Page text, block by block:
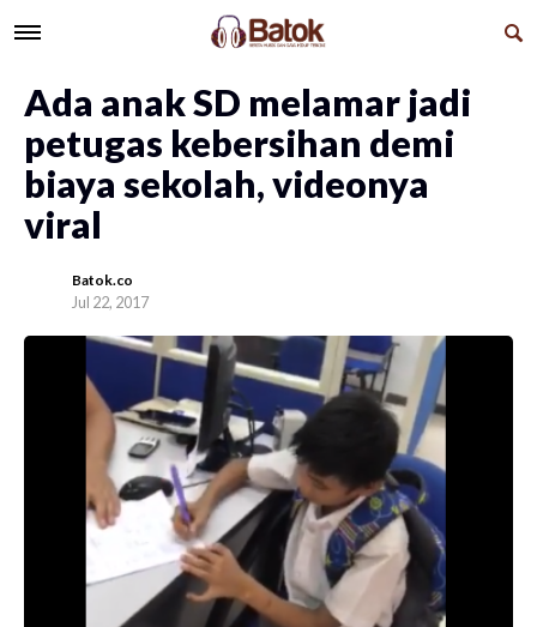
Ada anak SD melamar jadi
petugas kebersihan demi
biaya sekolah, videonya
viral
Batok.co
Jul 22, 2017